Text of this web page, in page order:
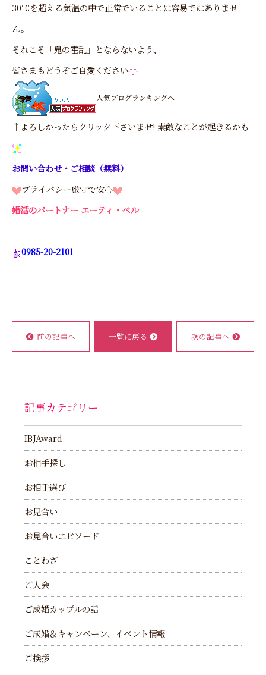
30℃を超える気温の中で正常でいることは容易ではありませ
ん。
それこそ「鬼の霍乱」とならないよう、
皆さまもどうぞご自愛ください
人気ブログランキングへ
↑よろしかったらクリック下さいませ! 素敵なことが起きるかも
お問い合わせ・ご相談（無料）
プライバシー厳守で安心
婚活のパートナー エーティ・ベル
0985-20-2101
前の記事へ 一覧に戻る 次の記事へ
記事カテゴリー
IBJAward
お相手探し
お相手選び
お見合い
お見合いエピソード
ことわざ
ご入会
ご成婚カップルの話
ご成婚＆キャンペーン、イベント情報
ご挨拶